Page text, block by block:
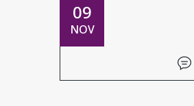
09
NOV